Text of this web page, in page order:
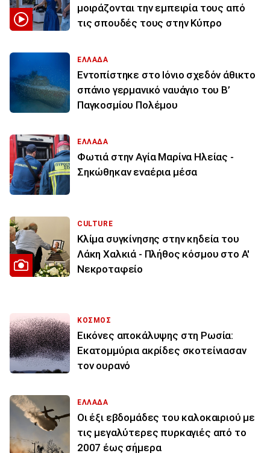
μοιράζονται την εμπειρία τους από
τις σπουδές τους στην Κύπρο
ΕΛΛΑΔΑ
Εντοπίστηκε στο Ιόνιο σχεδόν άθικτο
σπάνιο γερμανικό ναυάγιο του Β’
Παγκοσμίου Πολέμου
ΕΛΛΑΔΑ
Φωτιά στην Aγία Μαρίνα Ηλείας -
Σηκώθηκαν εναέρια μέσα
CULTURE
Κλίμα συγκίνησης στην κηδεία του
Λάκη Χαλκιά - Πλήθος κόσμου στο Α'
Νεκροταφείο
ΚΟΣΜΟΣ
Εικόνες αποκάλυψης στη Ρωσία:
Εκατομμύρια ακρίδες σκοτείνιασαν
τον ουρανό
ΕΛΛΑΔΑ
Οι έξι εβδομάδες του καλοκαιριού με
τις μεγαλύτερες πυρκαγιές από το
2007 έως σήμερα